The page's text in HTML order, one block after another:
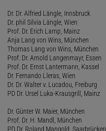
Dr. Dr. Alfried Längle, Innsbruck
Dr. phil Silvia Längle, Wien
Prof. Dr. Erich Lamp, Mainz
Anja Lang von Wins, München
Thomas Lang von Wins, München
Prof. Dr. Arnold Langenmayr, Essen
Prof. Dr. Ernst Lantermann, Kassel
Dr. Fernando Lleras, Wien
Dr. Dr. Walter v. Lucadou, Freiburg
PD Dr. Ursel Luka-Krausgrill, Mainz
Dr. Günter W. Maier, München
Prof. Dr. H. Mandl, München
PD Dr. Roland Mangold, Saarbrücken